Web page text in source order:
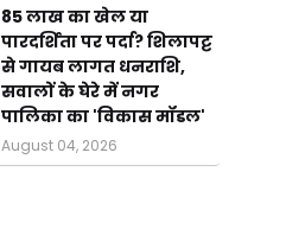
85 लाख का खेल या
पारदर्शिता पर पर्दा? शिलापट्ट
से गायब लागत धनराशि,
सवालों के घेरे में नगर
पालिका का 'विकास मॉडल'
August 04, 2026